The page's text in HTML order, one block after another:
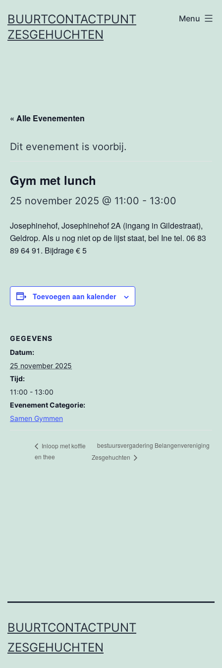
naar
de
BUURTCONTACTPUNT
ZESGEHUCHTEN
Menu
« Alle Evenementen
Dit evenement is voorbij.
Gym met lunch
25 november 2025 @ 11:00 - 13:00
Josephinehof, Josephinehof 2A (ingang in Gildestraat),
Geldrop. Als u nog niet op de lijst staat, bel Ine tel. 06 83
89 64 91. Bijdrage € 5
Toevoegen aan kalender
GEGEVENS
Datum:
25 november 2025
Tijd:
11:00 - 13:00
Evenement Categorie:
Samen Gymmen
Inloop met koffie
en thee
bestuursvergadering Belangenvereniging
Zesgehuchten
BUURTCONTACTPUNT
ZESGEHUCHTEN